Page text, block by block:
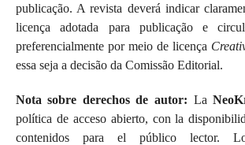
publicação. A revista deverá indicar
licença adotada para publicação e
preferencialmente por meio de licença
essa seja a decisão da Comissão Editorial.
Nota sobre derechos de autor: La
política de acceso abierto, con la
contenidos para el público lector.